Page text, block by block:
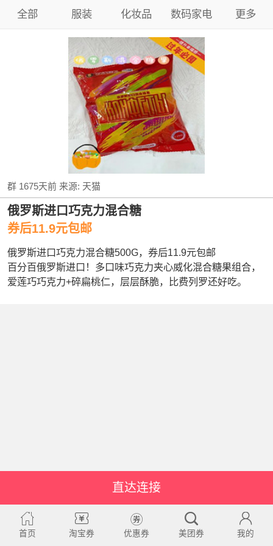
全部 服装 化妆品 数码家电 更多
群 1675天前来源: 天猫
俄罗斯进口巧克力混合糖
券后11.9元包邮
俄罗斯进口巧克力混合糖500G，券后11.9元包邮
百分百俄罗斯进口！多口味巧克力夹心威化混合糖果组合，
爱莲巧巧克力+碎扁桃仁，层层酥脆，比费列罗还好吃。
直达连接
首页 淘宝券 优惠券 美团券 我的